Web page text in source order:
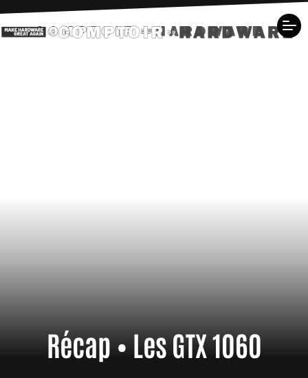
Récap • Les GTX 1060